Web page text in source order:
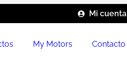
Mi cuenta
My Motors Contacto